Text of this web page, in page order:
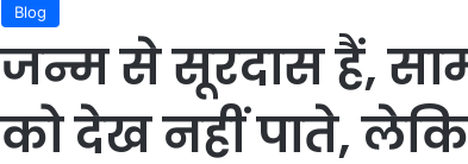
Blog
जन्म से सूरदास हैं,
को देख नहीं पाते,